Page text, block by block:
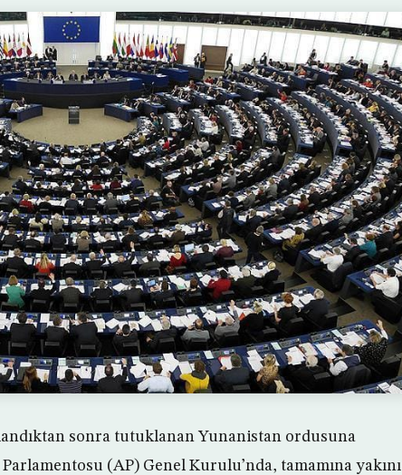
sonra tutuklanan Yunanistan ordusuna
(AP) Genel Kurulu’nda, tamamına yakını